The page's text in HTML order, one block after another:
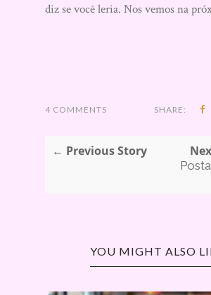
diz se você leria. Nos vemos na
4 COMMENTS SHARE:
← Previous Story
YOU MIGHT ALSO